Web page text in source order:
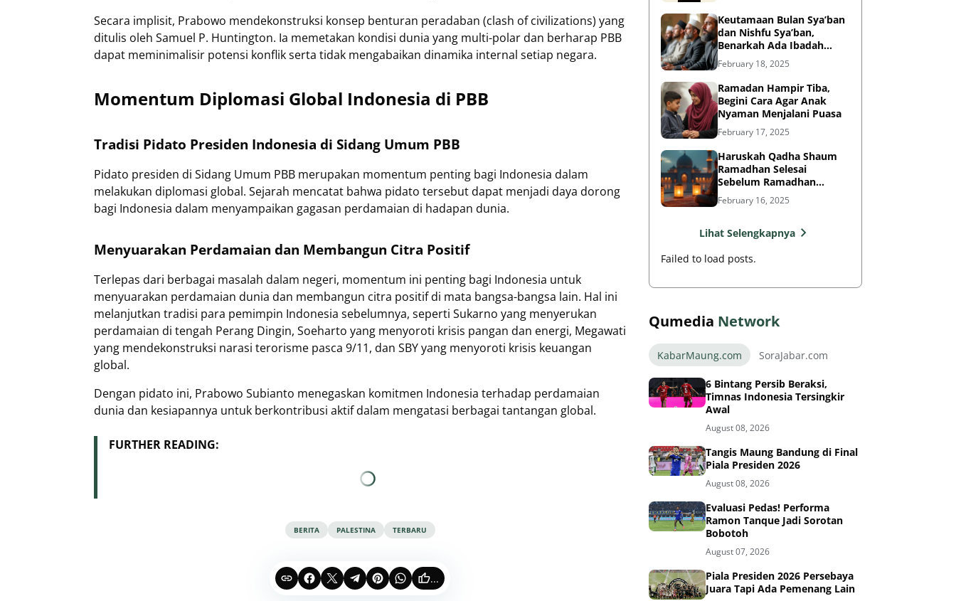
Secara implisit, Prabowo mendekonstruksi konsep benturan peradaban (clash of civilizations) yang
ditulis oleh Samuel P. Huntington. Ia memetakan kondisi dunia yang multi-polar dan berharap PBB
dapat meminimalisir potensi konflik serta tidak mengabaikan dinamika internal setiap negara.
Momentum Diplomasi Global Indonesia di PBB
Tradisi Pidato Presiden Indonesia di Sidang Umum PBB
Pidato presiden di Sidang Umum PBB merupakan momentum penting bagi Indonesia dalam
melakukan diplomasi global. Sejarah mencatat bahwa pidato tersebut dapat menjadi daya dorong
bagi Indonesia dalam menyampaikan gagasan perdamaian di hadapan dunia.
Menyuarakan Perdamaian dan Membangun Citra Positif
Terlepas dari berbagai masalah dalam negeri, momentum ini penting bagi Indonesia untuk
menyuarakan perdamaian dunia dan membangun citra positif di mata bangsa-bangsa lain. Hal ini
melanjutkan tradisi para pemimpin Indonesia sebelumnya, seperti Sukarno yang menyerukan
perdamaian di tengah Perang Dingin, Soeharto yang menyoroti krisis pangan dan energi, Megawati
yang mendekonstruksi narasi terorisme pasca 9/11, dan SBY yang menyoroti krisis keuangan
global.
Dengan pidato ini, Prabowo Subianto menegaskan komitmen Indonesia terhadap perdamaian
dunia dan kesiapannya untuk berkontribusi aktif dalam mengatasi berbagai tantangan global.
FURTHER READING:
BERITA PALESTINA TERBARU
...
Keutamaan Bulan Sya’ban
dan Nishfu Sya’ban,
Benarkah Ada Ibadah
Khusus?
February 18, 2025
Ramadan Hampir Tiba,
Begini Cara Agar Anak
Nyaman Menjalani Puasa
February 17, 2025
Haruskah Qadha Shaum
Ramadhan Selesai
Sebelum Ramadhan
Berikutnya?
February 16, 2025
Lihat Selengkapnya
Failed to load posts.
Qumedia Network
KabarMaung.com SoraJabar.com
6 Bintang Persib Beraksi,
Timnas Indonesia Tersingkir
Awal
August 08, 2026
Tangis Maung Bandung di Final
Piala Presiden 2026
August 08, 2026
Evaluasi Pedas! Performa
Ramon Tanque Jadi Sorotan
Bobotoh
August 07, 2026
Piala Presiden 2026 Persebaya
Juara Tapi Ada Pemenang Lain